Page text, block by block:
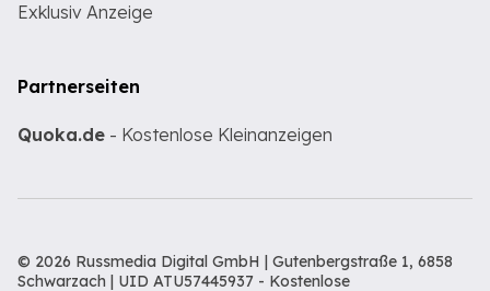
Exklusiv Anzeige
Partnerseiten
Quoka.de - Kostenlose Kleinanzeigen
© 2026 Russmedia Digital GmbH | Gutenbergstraße 1, 6858
Schwarzach | UID ATU57445937 - Kostenlose